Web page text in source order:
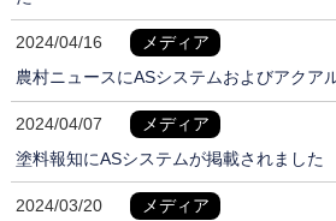
2024/04/16
メディア
農村ニュースにASシステムおよびアクア
2024/04/07
メディア
塗料報知にASシステムが掲載されました
2024/03/20
メディア